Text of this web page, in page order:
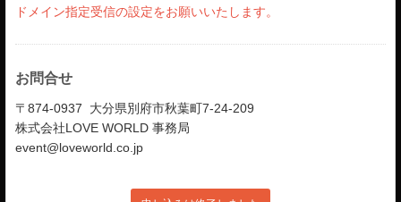
ドメイン指定受信の設定をお願いいたします。
お問合せ
〒874-0937 大分県別府市秋葉町7-24-209
株式会社LOVE WORLD 事務局
event@loveworld.co.jp